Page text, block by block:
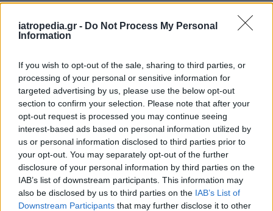
iatropedia.gr - Do Not Process My Personal
Information
If you wish to opt-out of the sale, sharing to third parties, or
processing of your personal or sensitive information for
targeted advertising by us, please use the below opt-out
section to confirm your selection. Please note that after your
opt-out request is processed you may continue seeing
interest-based ads based on personal information utilized by
us or personal information disclosed to third parties prior to
your opt-out. You may separately opt-out of the further
disclosure of your personal information by third parties on the
IAB’s list of downstream participants. This information may
also be disclosed by us to third parties on the IAB’s List of
Downstream Participants that may further disclose it to other
Τέλος, ο υπουργός Υγείας τόνισε πως αυξήθηκε
προϋπολογισμόςαπό τα 3,8 δισ. ευρώ του
2019 στα 5,2 δισ. ευρώ, δηλαδή αυξήθηκε κατά
1,4 δισ., ενώ ο πρωθυπουργός εξασφάλισε, όπως
ανέφερε, 1,5 δισ. ευρώ από το Ταμείο
Ανάκαμψης για τα νοσοκομεία και τα Κέντρα
Υγείας.
Πηγές: newsit.gr, megatv.com